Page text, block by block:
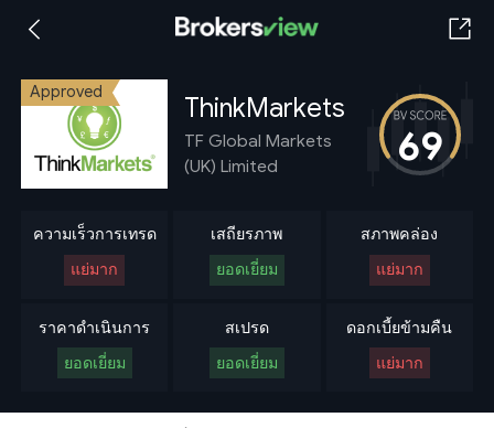
Approved ThinkMarkets
TF Global Markets
(UK) Limited
69
ความเร็วการเทรด
แย่มาก
เสถียรภาพ
ยอดเยี่ยม
สภาพคล่อง
แย่มาก
ราคาดำเนินการ
ยอดเยี่ยม
สเปรด
ยอดเยี่ยม
ดอกเบี้ยข้ามคืน
แย่มาก